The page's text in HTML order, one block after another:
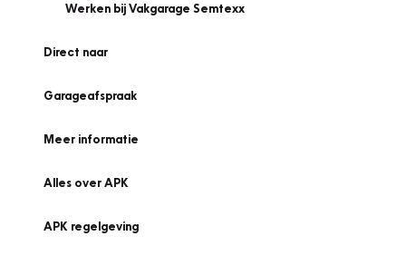
Werken bij Vakgarage Semtexx
Direct naar
Garageafspraak
Meer informatie
Alles over APK
APK regelgeving